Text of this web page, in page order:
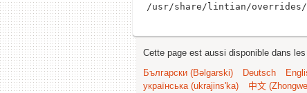
Cette page est aussi disponible dans
Български (Bəlgarski)
Deutsch
українська (ukrajins'ka)
中文